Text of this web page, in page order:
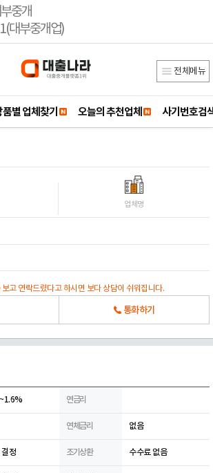
중개
대부중개업)
전체메뉴
품별 업체찾기 오늘의 추천업체 사기번호검
업체명
보고 연락드렸다고 하시면 보다 상담이 쉬워집니다.
통화하기
연금리
연체금리 없음
정 조기상환 수수료 없음